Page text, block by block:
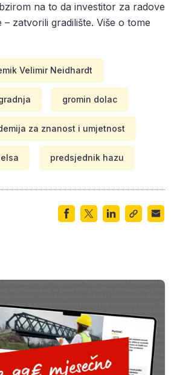
na to da investitor za radove
– zatvorili gradilište. Više o tome
Velimir Neidhardt
gromin dolac
za znanost i umjetnost
predsjednik hazu